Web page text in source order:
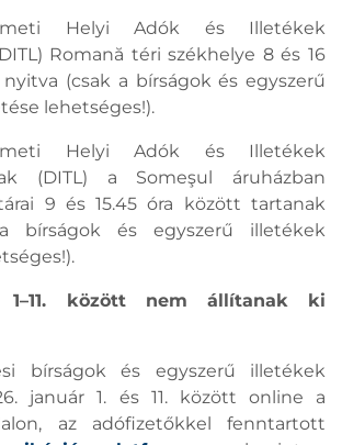
Helyi Adók és Illetékek
Romană téri székhelye 8 és 16
(csak a bírságok és egyszerű
lehetséges!).
Helyi Adók és Illetékek
(DITL) a Someşul áruházban
9 és 15.45 óra között tartanak
bírságok és egyszerű illetékek
1–11. között nem állítanak ki
bírságok és egyszerű illetékek
január 1. és 11. között online a
az adófizetőkkel fenntartott